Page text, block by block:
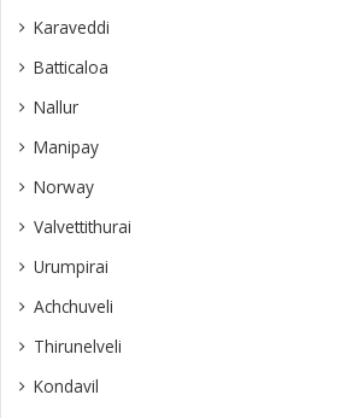
Karaveddi
Batticaloa
Nallur
Manipay
Norway
Valvettithurai
Urumpirai
Achchuveli
Thirunelveli
Kondavil